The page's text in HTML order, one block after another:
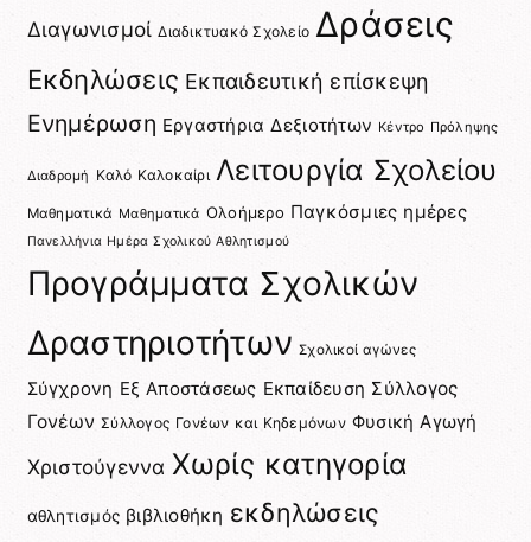
Διαγωνισμοί Διαδικτυακό Σχολείο Δράσεις
Εκδηλώσεις Εκπαιδευτική επίσκεψη
Ενημέρωση Εργαστήρια Δεξιοτήτων Κέντρο Πρόληψης
Διαδρομή Καλό Καλοκαίρι Λειτουργία Σχολείου
Μαθηματικά Μαθηματικά Ολοήμερο Παγκόσμιες ημέρες
Πανελλήνια Ημέρα Σχολικού Αθλητισμού
Προγράμματα Σχολικών
Δραστηριοτήτων Σχολικοί αγώνες
Σύγχρονη Εξ Αποστάσεως Εκπαίδευση Σύλλογος
Γονέων Σύλλογος Γονέων και Κηδεμόνων Φυσική Αγωγή
Χριστούγεννα Χωρίς κατηγορία
αθλητισμός βιβλιοθήκη εκδηλώσεις